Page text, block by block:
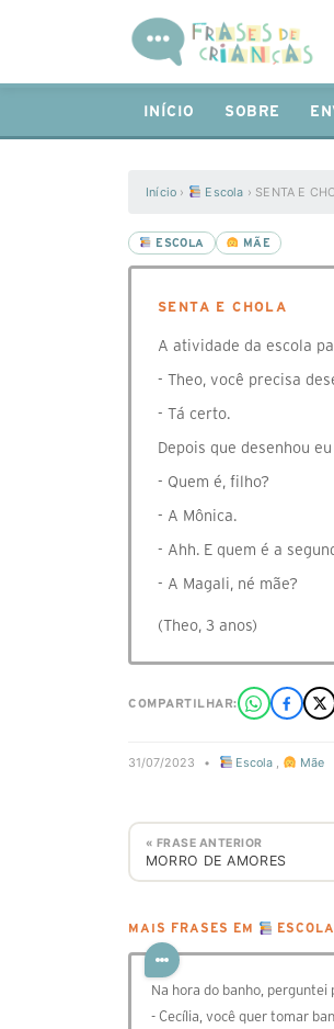
INÍCIO SOBRE
Início › Escola › SENTA E
ESCOLA MÃE
SENTA E CHOLA
A atividade da escola
- Theo, você precisa
- Tá certo.
Depois que desenhou
- Quem é, filho?
- A Mônica.
- Ahh. E quem é a
- A Magali, né mãe?
(Theo, 3 anos)
COMPARTILHAR:
31/07/2023 • Escola , Mãe
« FRASE ANTERIOR
MORRO DE AMORES
MAIS FRASES EM ESCOLA
Na hora do banho, perguntei
- Cecília, você quer tomar